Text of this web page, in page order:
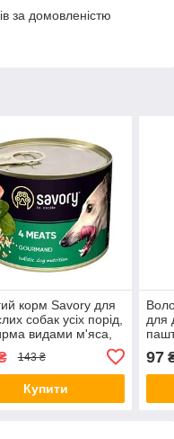
за домовленістю
корм Savory для
собак усіх порід,
видами м'яса,
143 ₴
Купити
для
97